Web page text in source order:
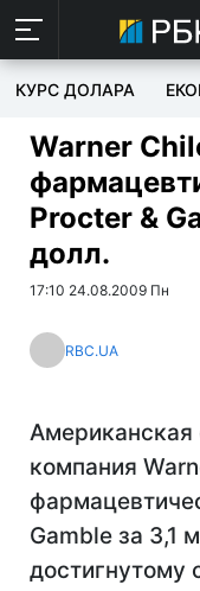
КУРС ДОЛАРА
Warner
Procter &
долл.
17:10 24.08.2009 Пн
RBC.UA
Американская
компания
Gamble за 3,1
достигнутому